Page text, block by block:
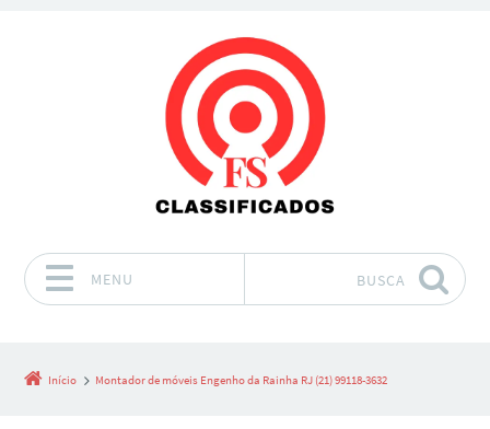
MENU BUSCA
Início Montador de móveis Engenho da Rainha RJ (21) 99118-3632